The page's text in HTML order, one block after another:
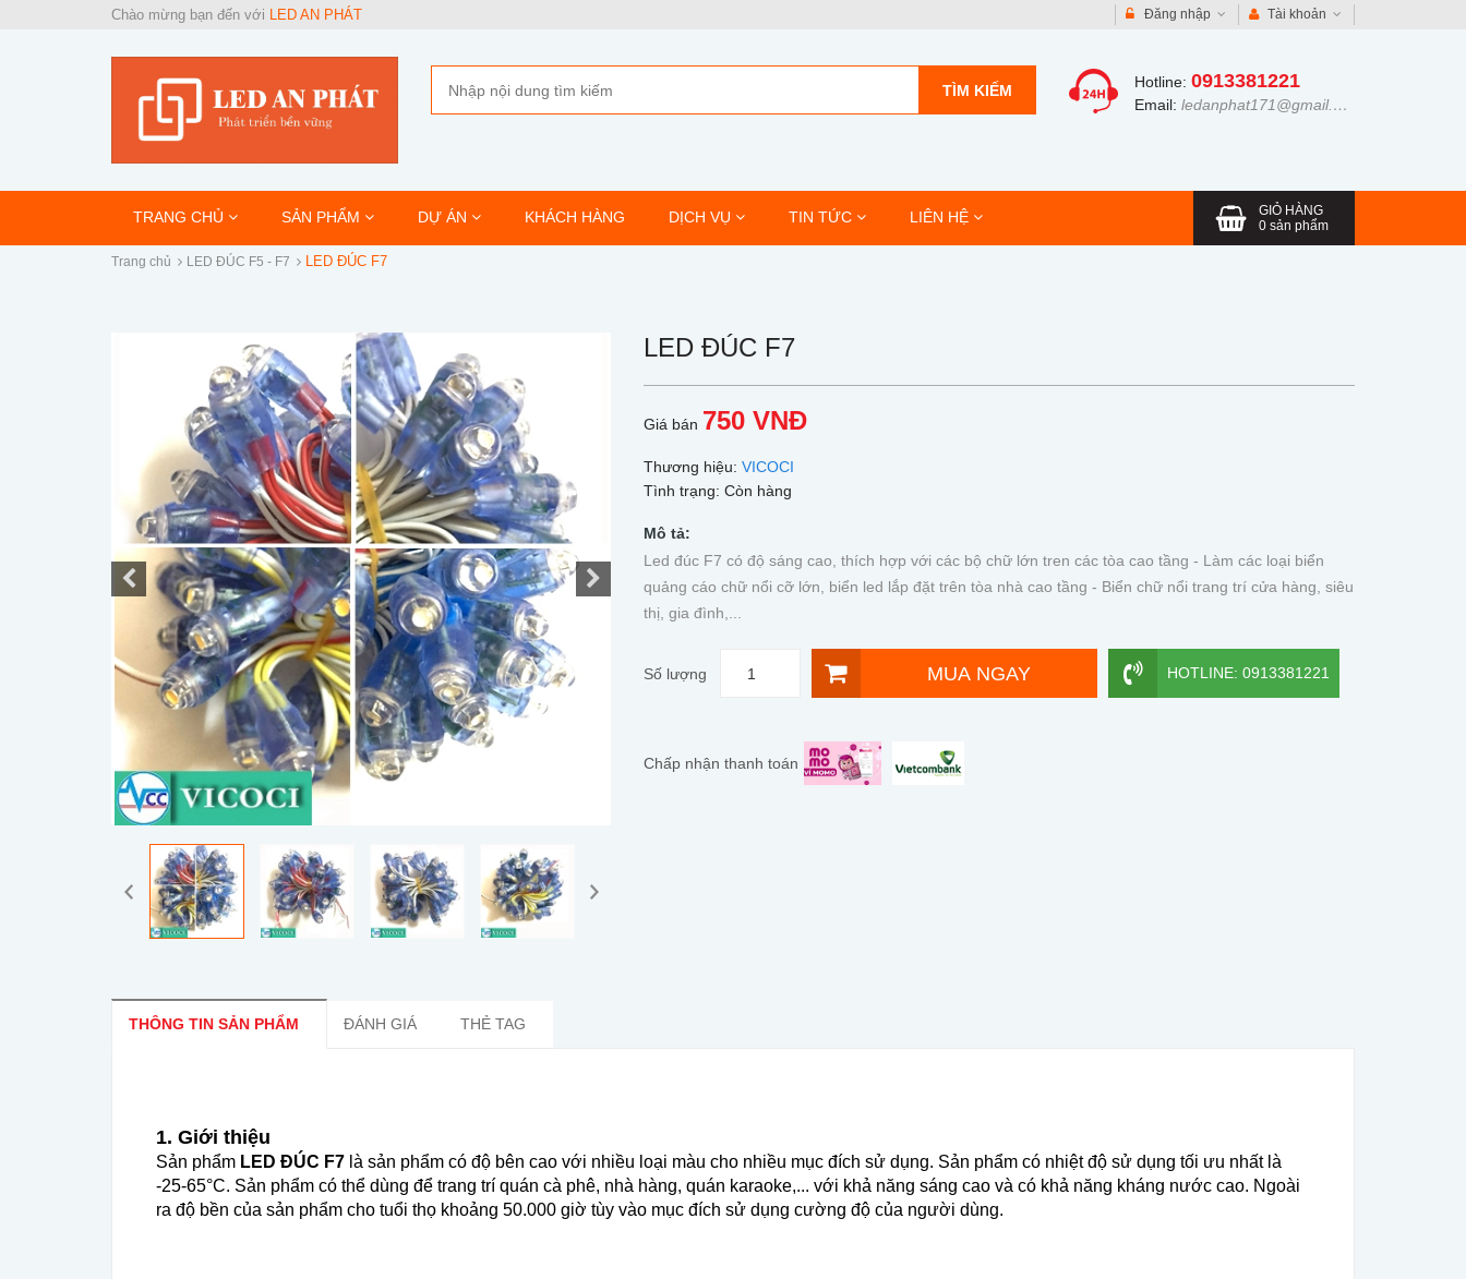
Chào mừng bạn đến với LED AN PHÁT Đăng nhập Tài khoản
Hotline: 0913381221
Email: ledanphat171@gmail.com
TÌM KIẾM
TRANG CHỦ SẢN PHẨM DỰ ÁN KHÁCH HÀNG DỊCH VỤ TIN TỨC LIÊN HỆ
GIỎ HÀNG
0 sản phẩm
Trang chủ LED ĐÚC F5 - F7 LED ĐÚC F7
LED ĐÚC F7
Giá bán 750 VNĐ
Thương hiệu: VICOCI
Tình trạng: Còn hàng
Mô tả:
Led đúc F7 có độ sáng cao, thích hợp với các bộ chữ lớn tren các tòa cao tầng - Làm các loại biển
quảng cáo chữ nổi cỡ lớn, biển led lắp đặt trên tòa nhà cao tầng - Biển chữ nổi trang trí cửa hàng, siêu
thị, gia đình,...
Số lượng MUA NGAY HOTLINE: 0913381221
Chấp nhận thanh toán
THÔNG TIN SẢN PHẨM ĐÁNH GIÁ THẺ TAG
1. Giới thiệu
Sản phẩm LED ĐÚC F7 là sản phẩm có độ bên cao với nhiều loại màu cho nhiều mục đích sử dụng. Sản phẩm có nhiệt độ sử dụng tối ưu nhất là
-25-65°C. Sản phẩm có thể dùng để trang trí quán cà phê, nhà hàng, quán karaoke,... với khả năng sáng cao và có khả năng kháng nước cao. Ngoài
ra độ bền của sản phẩm cho tuổi thọ khoảng 50.000 giờ tùy vào mục đích sử dụng cường độ của người dùng.